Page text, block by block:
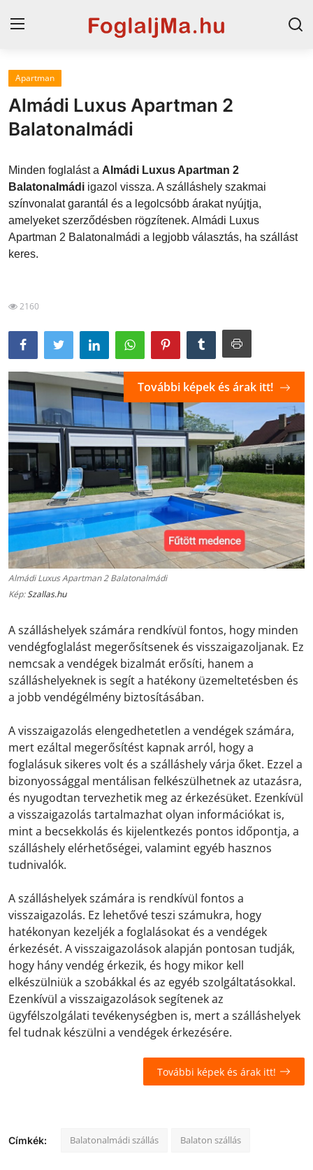
Horvát tengerpart
Magyarország
Szállások a Balatonon
Szállások Hajdúszoboszlón
Blog
Apartman
Almádi Luxus Apartman 2
Balatonalmádi
Minden foglalást a Almádi Luxus Apartman 2
Balatonalmádi igazol vissza. A szálláshely szakmai
színvonalat garantál és a legolcsóbb árakat nyújtja,
amelyeket szerződésben rögzítenek. Almádi Luxus
Apartman 2 Balatonalmádi a legjobb választás, ha szállást
keres.
2160
Almádi Luxus Apartman 2 Balatonalmádi
Kép:Szallas.hu
További képek és árak itt!
A szálláshelyek számára rendkívül fontos, hogy minden
vendégfoglalást megerősítsenek és visszaigazoljanak. Ez
nemcsak a vendégek bizalmát erősíti, hanem a
szálláshelyeknek is segít a hatékony üzemeltetésben és
a jobb vendégélmény biztosításában.
A visszaigazolás elengedhetetlen a vendégek számára,
mert ezáltal megerősítést kapnak arról, hogy a
foglalásuk sikeres volt és a szálláshely várja őket. Ezzel a
bizonyossággal mentálisan felkészülhetnek az utazásra,
és nyugodtan tervezhetik meg az érkezésüket. Ezenkívül
a visszaigazolás tartalmazhat olyan információkat is,
mint a becsekkolás és kijelentkezés pontos időpontja, a
szálláshely elérhetőségei, valamint egyéb hasznos
tudnivalók.
A szálláshelyek számára is rendkívül fontos a
visszaigazolás. Ez lehetővé teszi számukra, hogy
hatékonyan kezeljék a foglalásokat és a vendégek
érkezését. A visszaigazolások alapján pontosan tudják,
hogy hány vendég érkezik, és hogy mikor kell
elkészülniük a szobákkal és az egyéb szolgáltatásokkal.
Ezenkívül a visszaigazolások segítenek az
ügyfélszolgálati tevékenységben is, mert a szálláshelyek
fel tudnak készülni a vendégek érkezésére.
További képek és árak itt!
Címkék: Balatonalmádi szállás Balaton szállás